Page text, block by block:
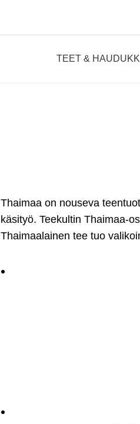
TEET &
Thaimaa on nouseva
käsityö. Teekultin Thaimaa-
Thaimaalainen tee tuo